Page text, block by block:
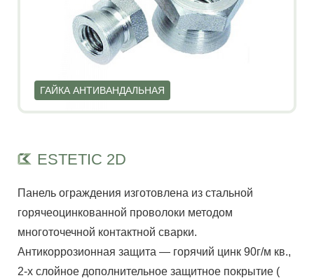
ГАЙКА АНТИВАНДАЛЬНАЯ
ESTETIC 2D
Панель ограждения изготовлена из стальной
горячеоцинкованной проволоки методом
многоточечной контактной сварки.
Антикоррозионная защита — горячий цинк 90г/м кв.,
2-х слойное дополнительное защитное покрытие (